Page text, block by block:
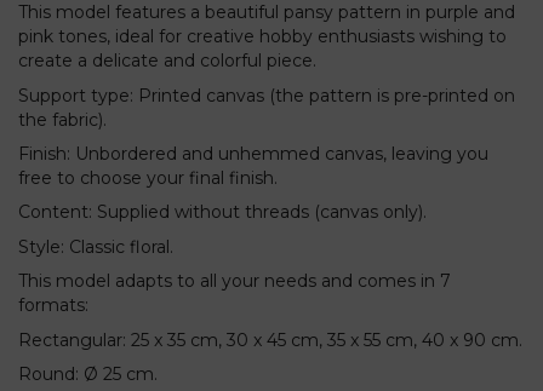
This model features a beautiful pansy pattern in purple and
pink tones, ideal for creative hobby enthusiasts wishing to
create a delicate and colorful piece.
Support type: Printed canvas (the pattern is pre-printed on
the fabric).
Finish: Unbordered and unhemmed canvas, leaving you
free to choose your final finish.
Content: Supplied without threads (canvas only).
Style: Classic floral.
This model adapts to all your needs and comes in 7
formats:
Rectangular: 25 x 35 cm, 30 x 45 cm, 35 x 55 cm, 40 x 90 cm.
Round: Ø 25 cm.